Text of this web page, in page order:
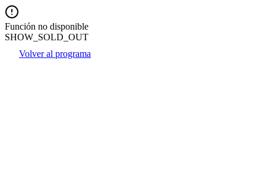
Función no disponible
SHOW_SOLD_OUT
Volver al programa